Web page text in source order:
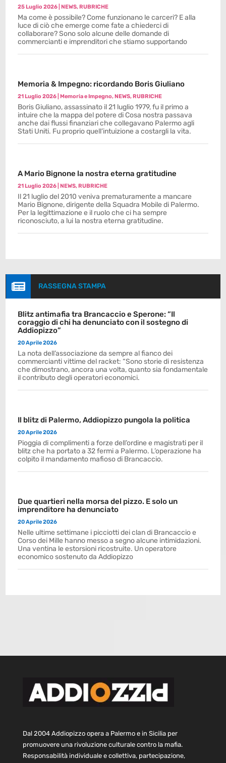
25 Luglio 2026 NEWS, RUBRICHE
Ma come è possibile? Come funzionano le carceri? E alla
luce di ciò che emerge come fate a chiederci di
collaborare? Sono solo alcune delle domande di
commercianti e imprenditori che stiamo supportando
Memoria & Impegno: ricordando Boris Giuliano
21 Luglio 2026 Memoria e Impegno, NEWS, RUBRICHE
Boris Giuliano, assassinato il 21 luglio 1979, fu il primo a
intuire che la mappa del potere di Cosa nostra passava
anche dai flussi finanziari che collegavano Palermo agli
Stati Uniti. Fu proprio quell’intuizione a costargli la vita.
A Mario Bignone la nostra eterna gratitudine
21 Luglio 2026 NEWS, RUBRICHE
Il 21 luglio del 2010 veniva prematuramente a mancare
Mario Bignone, dirigente della Squadra Mobile di Palermo.
Per la legittimazione e il ruolo che ci ha sempre
riconosciuto, a lui la nostra eterna gratitudine.
 RASSEGNA STAMPA
Blitz antimafia tra Brancaccio e Sperone: “Il
coraggio di chi ha denunciato con il sostegno di
Addiopizzo”
20 Aprile 2026
La nota dell’associazione da sempre al fianco dei
commercianti vittime del racket: “Sono storie di resistenza
che dimostrano, ancora una volta, quanto sia fondamentale
il contributo degli operatori economici.
Il blitz di Palermo, Addiopizzo pungola la politica
20 Aprile 2026
Pioggia di complimenti a forze dell’ordine e magistrati per il
blitz che ha portato a 32 fermi a Palermo. L’operazione ha
colpito il mandamento mafioso di Brancaccio.
Due quartieri nella morsa del pizzo. E solo un
imprenditore ha denunciato
20 Aprile 2026
Nelle ultime settimane i picciotti dei clan di Brancaccio e
Corso dei Mille hanno messo a segno alcune intimidazioni.
Una ventina le estorsioni ricostruite. Un operatore
economico sostenuto da Addiopizzo
Dal 2004 Addiopizzo opera a Palermo e in Sicilia per
promuovere una rivoluzione culturale contro la mafia.
Responsabilità individuale e collettiva, partecipazione,